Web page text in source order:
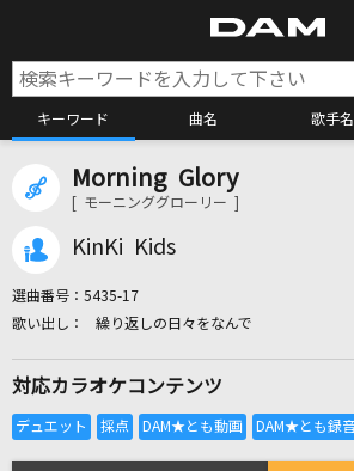
キーワード 曲名 歌手名
カラオケ検索
全国りれき
Morning Glory
[ モーニンググローリー ]
KinKi Kids
選曲番号： 5435-17
繰り返しの日々をなんで
対応カラオケコンテンツ